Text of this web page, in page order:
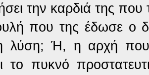
την καρδιά της
που της έδωσε ο
λύση; Ή, η αρχή που
το πυκνό